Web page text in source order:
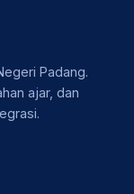
Padang.
ajar, dan